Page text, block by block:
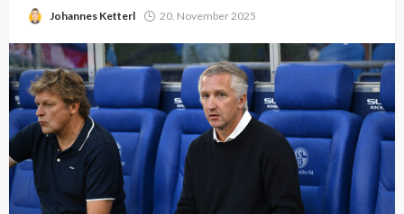
Johannes Ketterl 20. November 2025